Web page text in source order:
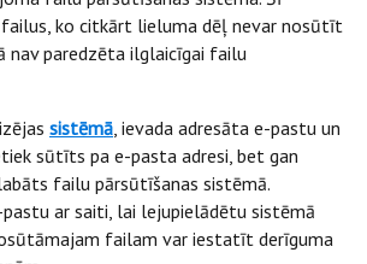
ko citkārt lieluma dēļ nevar nosūtīt
nav paredzēta ilglaicīgai failu
sistēmā, ievada adresāta e-pastu un
sūtīts pa e-pasta adresi, bet gan
failu pārsūtīšanas sistēmā.
ar saiti, lai lejupielādētu sistēmā
failam var iestatīt derīguma